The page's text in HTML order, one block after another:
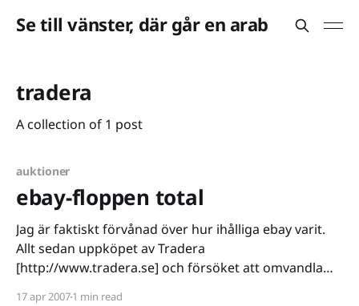
Se till vänster, där går en arab
tradera
A collection of 1 post
auktioner
ebay-floppen total
Jag är faktiskt förvånad över hur ihålliga ebay varit.
Allt sedan uppköpet av Tradera
[http://www.tradera.se] och försöket att omvandla
17 apr 20071 min read